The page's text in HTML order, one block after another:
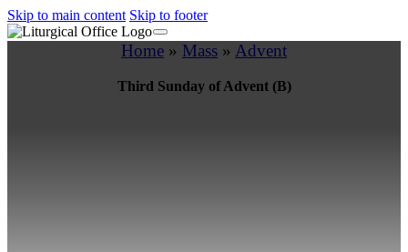
Skip to main content Skip to footer
Home » Mass » Advent
Third Sunday of Advent (B)